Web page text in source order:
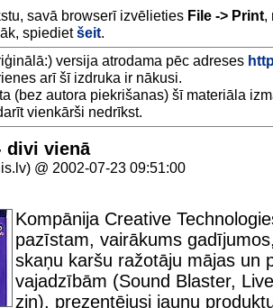
savā browserī izvēlieties File -> Print,
spiedietšeit.
versija atrodama pēc adreses
arī šī izdruka ir nākusi.
(bez autora piekrišanas) šī materiāla
vienkārši nedrīkst.
divi vienā
@ 2002-07-23 09:51:00
Kompānija Creative
pazīstam, vairākums
skaņu karšu ražotāju mājas un
vajadzībām (Sound Blaster,
zin), prezentējusi jaunu